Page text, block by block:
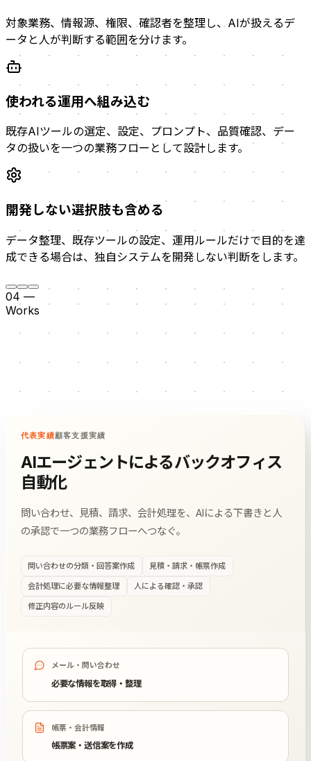
対象業務、情報源、権限、確認者を整理し、AIが扱えるデ
ータと人が判断する範囲を分けます。
使われる運用へ組み込む
既存AIツールの選定、設定、プロンプト、品質確認、デー
タの扱いを一つの業務フローとして設計します。
開発しない選択肢も含める
データ整理、既存ツールの設定、運用ルールだけで目的を達
成できる場合は、独自システムを開発しない判断をします。
04 —
Works
メール・問い合わせ
必要な情報を取得・整理
帳票・会計情報
帳票案・送信案を作成
代表実績顧客支援実績
AIエージェントによるバックオフィス
自動化
問い合わせ、見積、請求、会計処理を、AIによる下書きと人
の承認で一つの業務フローへつなぐ。
問い合わせの分類・回答案作成 見積・請求・帳票作成
会計処理に必要な情報整理 人による確認・承認
修正内容のルール反映